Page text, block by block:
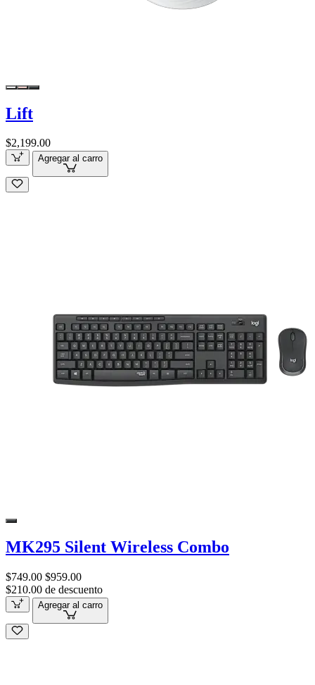
Lift
$2,199.00
Agregar al carro
MK295 Silent Wireless Combo
$749.00 $959.00
$210.00 de descuento
Agregar al carro